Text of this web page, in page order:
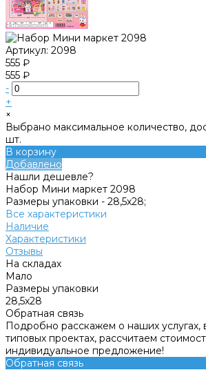
Артикул: 2098
555 ₽
555 ₽
-
+
×
Выбрано максимальное количество,
шт.
В корзину
Добавлено
Нашли дешевле?
Набор Мини маркет 2098
Размеры упаковки - 28,5х28;
Все характеристики
Наличие
Характеристики
Отзывы
На складах
Мало
Размеры упаковки
28,5х28
Обратная связь
Подробно расскажем о наших услугах,
типовых проектах, рассчитаем
индивидуальное предложение!
Обратная связь